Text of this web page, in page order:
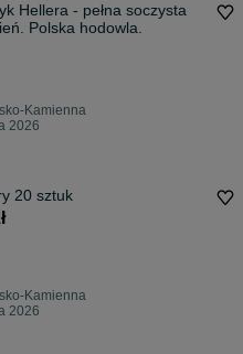
Hellera - pełna soczysta
Polska hodowla.
Kamienna
2026
20 sztuk
Kamienna
2026